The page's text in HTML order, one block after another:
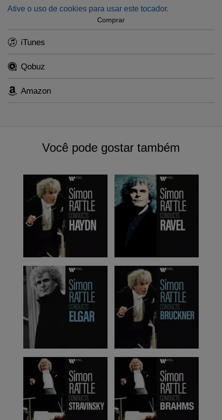
Ative o uso de cookies para usar este tocador.
Comprar
iTunes
Qobuz
Amazon
Você pode gostar também